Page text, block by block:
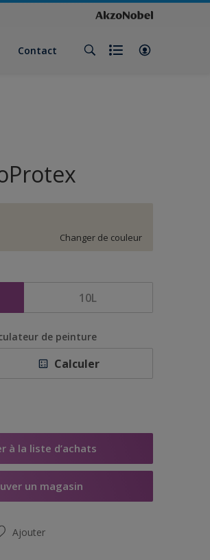
Contact
Changer de couleur
10L
de peinture
Calculer
à la liste d’achats
un magasin
Ajouter